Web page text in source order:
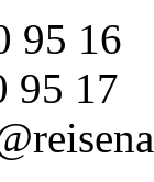
95 16
95 17